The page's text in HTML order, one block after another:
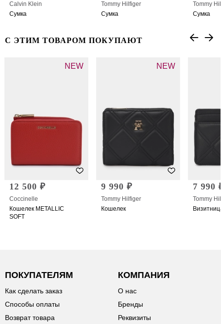
Calvin Klein
Сумка
Tommy Hilfiger
Сумка
Tommy
Сумка
С ЭТИМ ТОВАРОМ ПОКУПАЮТ
NEW
12 500 ₽
Coccinelle
Кошелек METALLIC
SOFT
NEW
9 990 ₽
Tommy Hilfiger
Кошелек
7 990
Tommy
ПОКУПАТЕЛЯМ
Как сделать заказ
Способы оплаты
Возврат товара
КОМПАНИЯ
О нас
Бренды
Реквизиты